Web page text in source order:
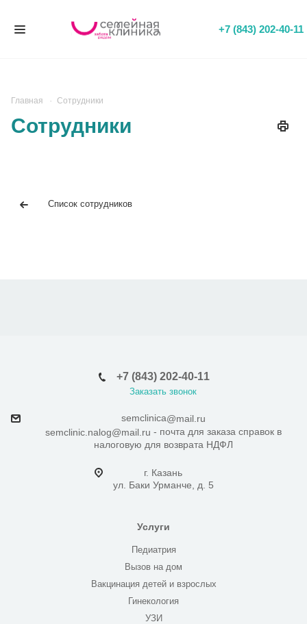
+7 (843) 202-40-11
Главная Сотрудники
Сотрудники
Список сотрудников
+7 (843) 202-40-11
Заказать звонок
semclinica@mail.ru
semclinic.nalog@mail.ru - почта для заказа справок в
налоговую для возврата НДФЛ
г. Казань
ул. Баки Урманче, д. 5
Услуги
Педиатрия
Вызов на дом
Вакцинация детей и взрослых
Гинекология
УЗИ